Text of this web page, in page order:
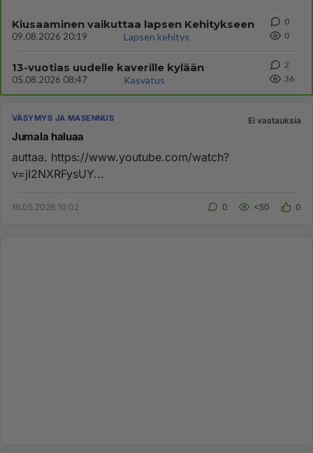
Kiusaaminen vaikuttaa lapsen Kehitykseen
09.08.2026 20:19 Lapsen kehitys
0
0
13-vuotias uudelle kaverille kylään
05.08.2026 08:47 Kasvatus
2
36
VÄSYMYS JA MASENNUS Ei vastauksia
Jumala haluaa
auttaa. https://www.youtube.com/watch?
v=jI2NXRFysUY...
16.05.2026 10:02 0 <50 0